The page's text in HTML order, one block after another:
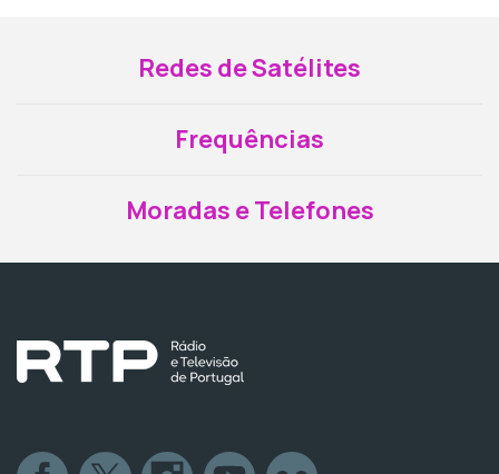
Redes de Satélites
Frequências
Moradas e Telefones